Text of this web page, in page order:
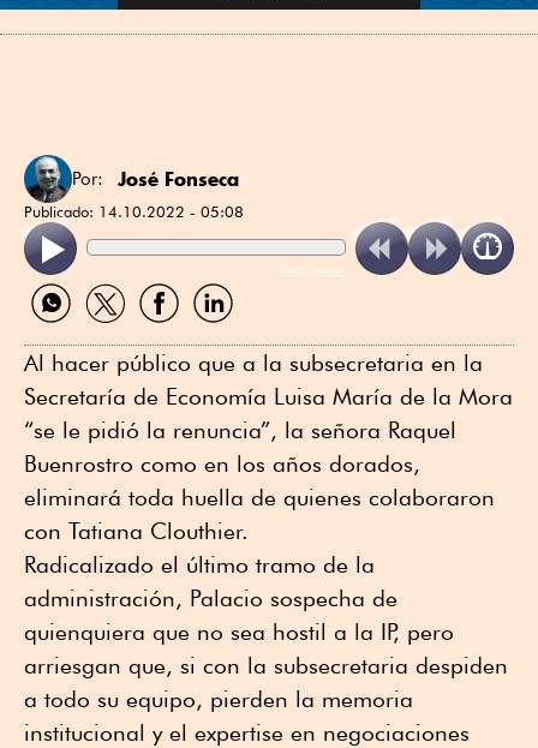
Por: José Fonseca
Publicado: 14.10.2022 - 05:08
ReadSpeaker
Compartir
por
Compartir
por
Compartir
por
Compartir
por
Al hacer público que a la subsecretaria en la
Secretaría de Economía Luisa María de la Mora
“se le pidió la renuncia”, la señora Raquel
Buenrostro como en los años dorados,
eliminará toda huella de quienes colaboraron
con Tatiana Clouthier.
Radicalizado el último tramo de la
administración, Palacio sospecha de
quienquiera que no sea hostil a la IP, pero
arriesgan que, si con la subsecretaria despiden
a todo su equipo, pierden la memoria
institucional y el expertise en negociaciones